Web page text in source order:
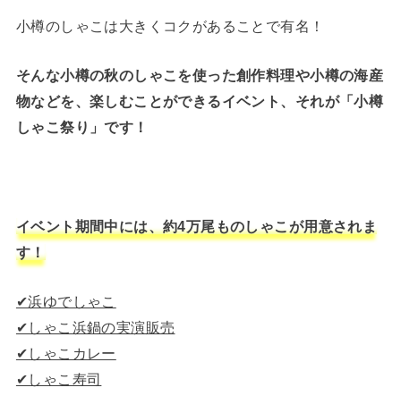
小樽のしゃこは大きくコクがあることで有名！
そんな小樽の秋のしゃこを使った創作料理や小樽の海産
物などを、楽しむことができるイベント、それが「小樽
しゃこ祭り」です！
イベント期間中には、約4万尾ものしゃこが用意されま
す！
✔︎浜ゆでしゃこ
✔︎しゃこ浜鍋の実演販売
✔︎しゃこカレー
✔︎しゃこ寿司